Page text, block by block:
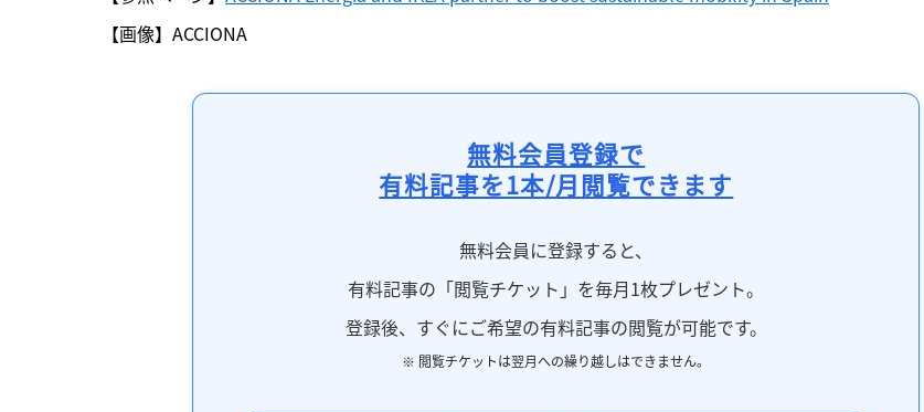
【画像】ACCIONA
無料会員登録で
有料記事を1本/月閲覧できます
無料会員に登録すると、
有料記事の「閲覧チケット」を毎月1枚プレゼント。
登録後、すぐにご希望の有料記事の閲覧が可能です。
※ 閲覧チケットは翌月への繰り越しはできません。